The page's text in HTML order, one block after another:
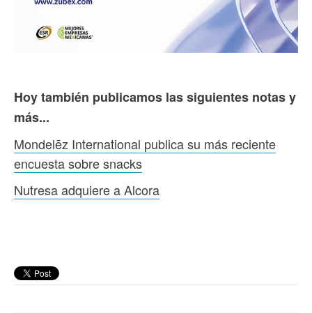
Hoy también publicamos las siguientes notas y
más...
Mondelēz International publica su más reciente
encuesta sobre snacks
Nutresa adquiere a Alcora